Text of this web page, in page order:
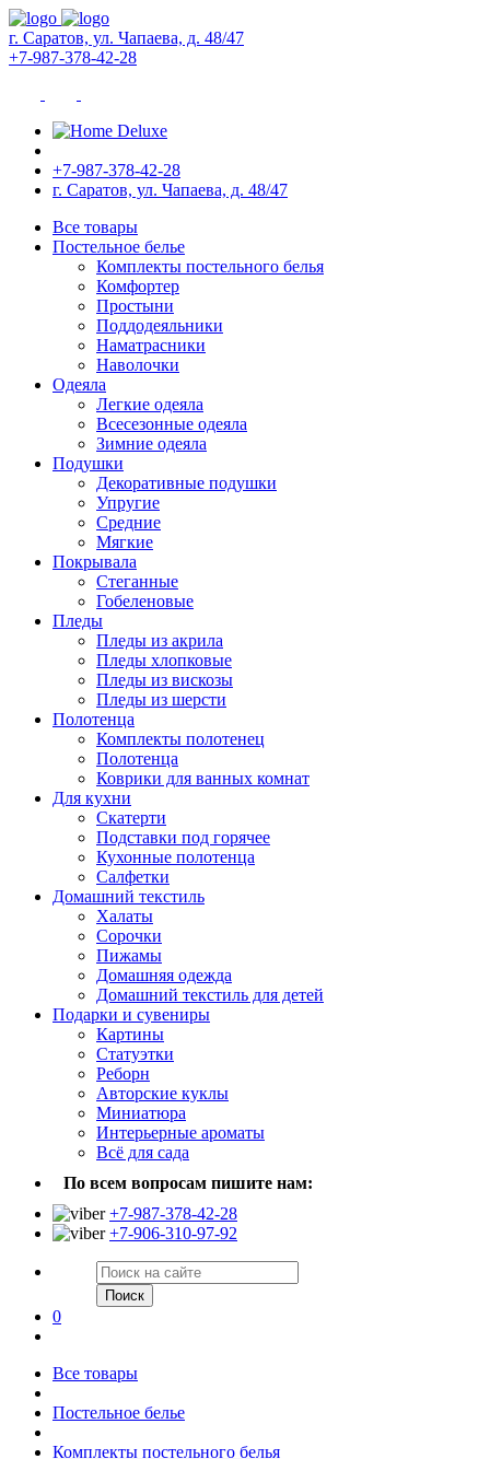
г. Саратов, ул. Чапаева, д. 48/47
+7-987-378-42-28
+7-987-378-42-28
г. Саратов, ул. Чапаева, д. 48/47
Все товары
Постельное белье
Комплекты постельного белья
Комфортер
Простыни
Поддодеяльники
Наматрасники
Наволочки
Одеяла
Легкие одеяла
Всесезонные одеяла
Зимние одеяла
Подушки
Декоративные подушки
Упругие
Средние
Мягкие
Покрывала
Стеганные
Гобеленовые
Пледы
Пледы из акрила
Пледы хлопковые
Пледы из вискозы
Пледы из шерсти
Полотенца
Комплекты полотенец
Полотенца
Коврики для ванных комнат
Для кухни
Скатерти
Подставки под горячее
Кухонные полотенца
Салфетки
Домашний текстиль
Халаты
Сорочки
Пижамы
Домашняя одежда
Домашний текстиль для детей
Подарки и сувениры
Картины
Статуэтки
Реборн
Авторские куклы
Миниатюра
Интерьерные ароматы
Всё для сада
По всем вопросам пишите нам:
+7-987-378-42-28
+7-906-310-97-92
Поиск
0
Все товары
Постельное белье
Комплекты постельного белья